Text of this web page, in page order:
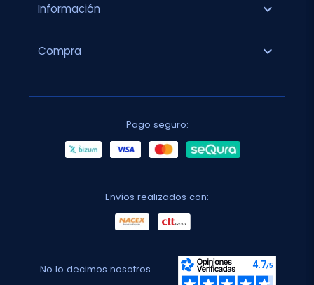
Información expand_more
Compra expand_more
Pago seguro:
Envíos realizados con:
No lo decimos nosotros...